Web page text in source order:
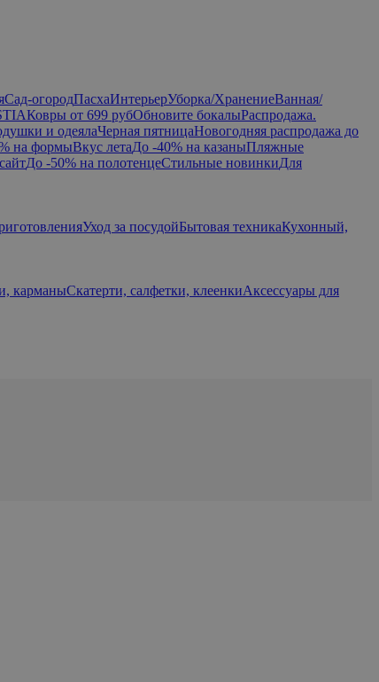
Сад-огородПасхаИнтерьерУборка/ХранениеВанная/
Ковры от 699 рубОбновите бокалыРаспродажа.
и одеялаЧерная пятницаНовогодняя распродажа до
на формыВкус летаДо -40% на казаныПляжные
До -50% на полотенцеСтильные новинкиДля
Уход за посудойБытовая техникаКухонный,
карманыСкатерти, салфетки, клеенкиАксессуары для